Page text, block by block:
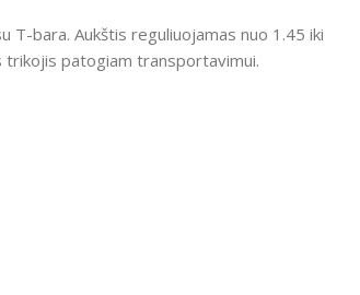
T-bara. Aukštis reguliuojamas nuo 1.45 iki
trikojis patogiam transportavimui.